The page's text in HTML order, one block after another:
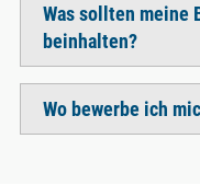
Was sollten meine
beinhalten?
Wo bewerbe ich